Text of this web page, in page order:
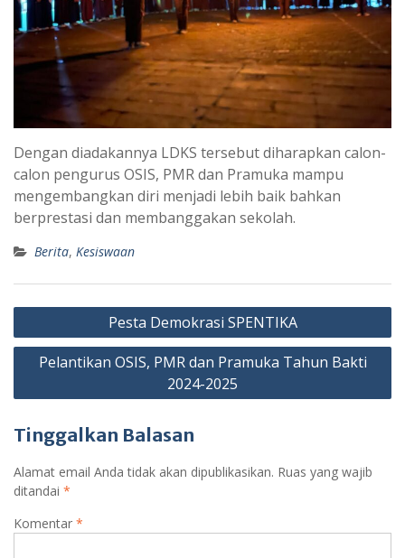
Dengan diadakannya LDKS tersebut diharapkan calon-
calon pengurus OSIS, PMR dan Pramuka mampu
mengembangkan diri menjadi lebih baik bahkan
berprestasi dan membanggakan sekolah.
Berita, Kesiswaan
Navigasi
pos
Pesta Demokrasi SPENTIKA
Pelantikan OSIS, PMR dan Pramuka Tahun Bakti
2024-2025
Tinggalkan Balasan
Alamat email Anda tidak akan dipublikasikan. Ruas yang wajib
ditandai *
Komentar *